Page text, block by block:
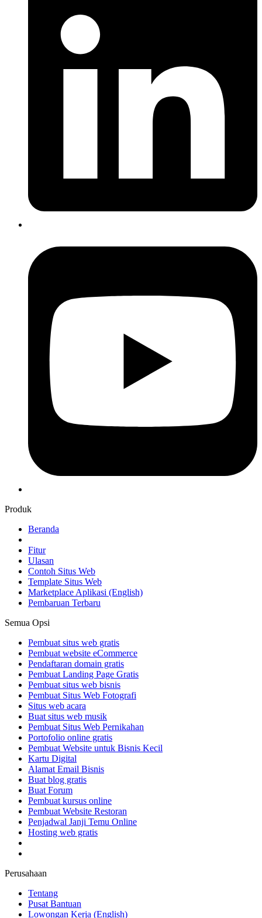
Produk
Beranda
Fitur
Ulasan
Contoh Situs Web
Template Situs Web
Marketplace Aplikasi (English)
Pembaruan Terbaru
Semua Opsi
Pembuat situs web gratis
Pembuat website eCommerce
Pendaftaran domain gratis
Pembuat Landing Page Gratis
Pembuat situs web bisnis
Pembuat Situs Web Fotografi
Situs web acara
Buat situs web musik
Pembuat Situs Web Pernikahan
Portofolio online gratis
Pembuat Website untuk Bisnis Kecil
Kartu Digital
Alamat Email Bisnis
Buat blog gratis
Buat Forum
Pembuat kursus online
Pembuat Website Restoran
Penjadwal Janji Temu Online
Hosting web gratis
Perusahaan
Tentang
Pusat Bantuan
Lowongan Kerja (English)